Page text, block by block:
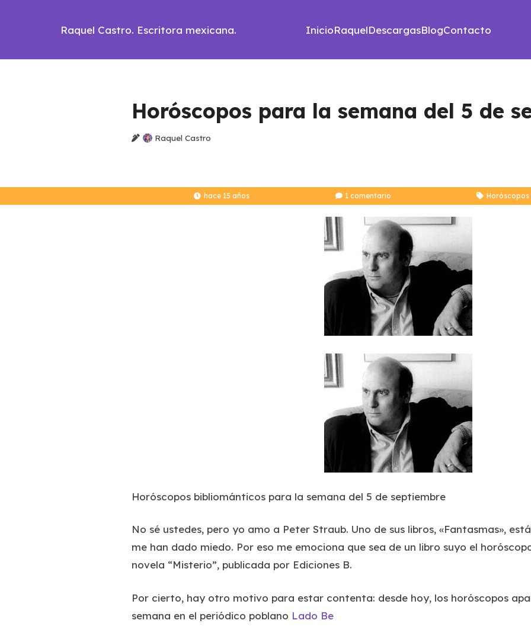
Raquel Castro. Escritora mexicana. InicioRaquelDescargasBlogContacto
Horóscopos para la semana del 5 de
Raquel Castro
hace 15 años 1comentario
Horóscopos bibliománticos para la semana del 5 de septiembre
No sé ustedes, pero yo amo a Peter Straub. Uno de sus libros, «Fantasmas»,
me han dado miedo. Por eso me emociona que sea de un libro suyo el
novela “Misterio”, publicada por Ediciones B.
Por cierto, hay otro motivo para estar contenta: desde hoy, los horóscopos
semana en el periódico poblano Lado Be